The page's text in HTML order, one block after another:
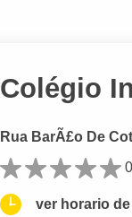
Colégio
Rua BarÃ£o De
ver horario